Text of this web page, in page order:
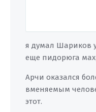
я думал Шариков
еще пидорюга
Арчи оказался
вменяемым
этот.